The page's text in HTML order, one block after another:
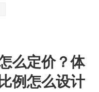
么定价？体
例怎么设计